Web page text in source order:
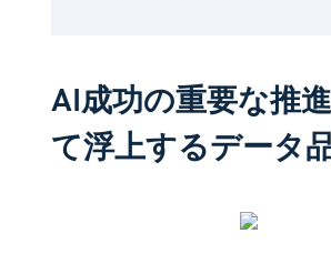
AI成功の重要な推
て浮上するデータ